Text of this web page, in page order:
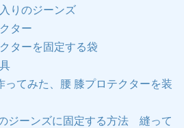
りのジーンズ
ター
ターを固定する袋
ってみた、腰 膝プロテクターを装
ジーンズに固定する方法 縫って